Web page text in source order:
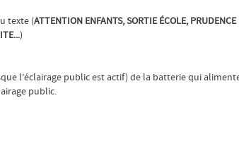
texte (ATTENTION ENFANTS, SORTIE ÉCOLE, PRUDENCE
)
l’éclairage public est actif) de la batterie qui
public.